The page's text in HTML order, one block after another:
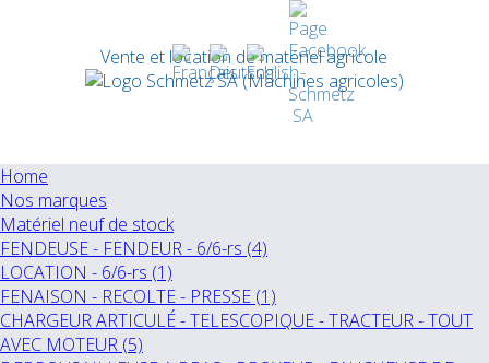
Vente et location de matériel agricole
Home
Nos marques
Matériel neuf de stock
FENDEUSE - FENDEUR - 6/6-rs (4)
LOCATION - 6/6-rs (1)
FENAISON - RECOLTE - PRESSE (1)
CHARGEUR ARTICULÉ - TELESCOPIQUE - TRACTEUR - TOUT
AVEC MOTEUR (5)